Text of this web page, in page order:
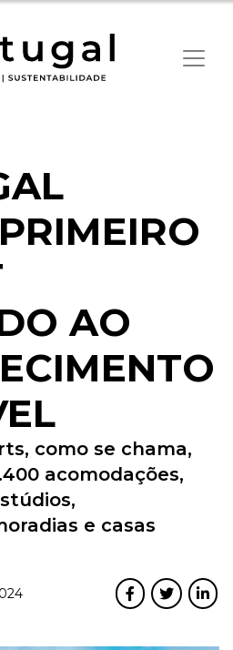
AO
como se chama,
acomodações,
e casas